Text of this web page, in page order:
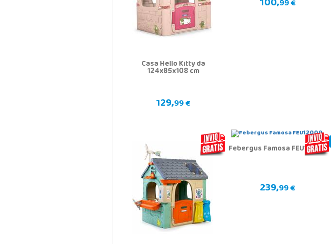
Casa Hello Kitty da
124x85x108 cm
129,99 €
99 €
Febergus Famosa FEU12000
239,99 €